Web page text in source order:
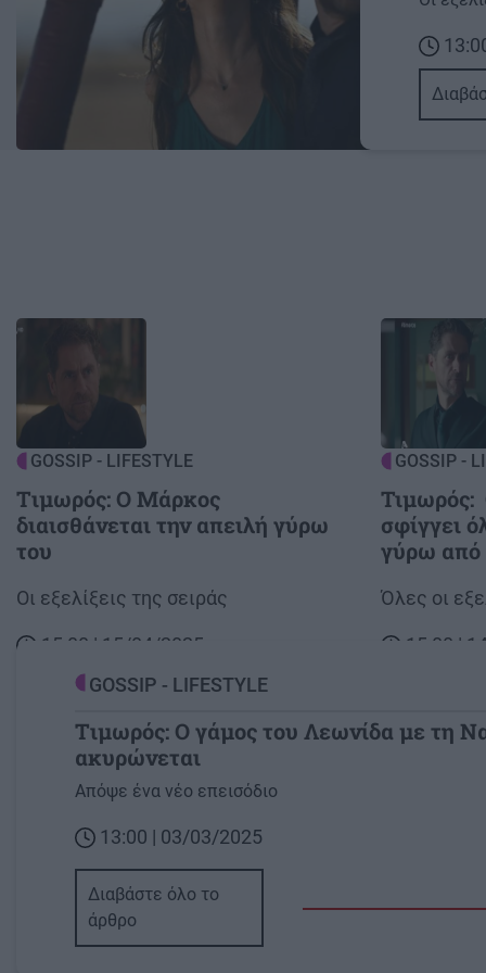
Image
GOSSIP - LIFESTYLE
Tιμωρός: Ο Μάρκος
διαισθάνεται την απειλή γύρω
του
Body
Οι εξελίξεις της σειράς
15:00 | 15/04/2025
Image
GOSSIP -
Τιμωρός:
σφίγγει
γύρω
Body
Όλες οι
15:00 |
GOSSIP - LIFESTYLE
Tιμωρός: Ο γάμος του Λεωνίδα με τη
ακυρώνεται
Απόψε ένα νέο επεισόδιο
13:00 | 03/03/2025
Διαβάστε όλο το
άρθρο